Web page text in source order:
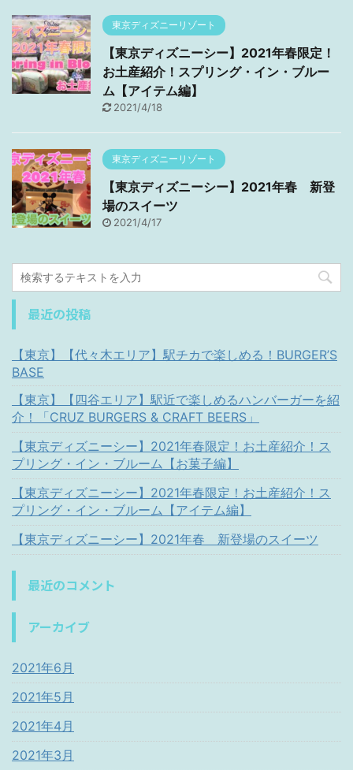
東京ディズニーリゾート
【東京ディズニーシー】2021年春限定！
お土産紹介！スプリング・イン・ブルー
ム【アイテム編】
2021/4/18
東京ディズニーリゾート
【東京ディズニーシー】2021年春 新登
場のスイーツ
2021/4/17
最近の投稿
【東京】【代々木エリア】駅チカで楽しめる！BURGER’S
BASE
【東京】【四谷エリア】駅近で楽しめるハンバーガーを紹
介！「CRUZ BURGERS & CRAFT BEERS」
【東京ディズニーシー】2021年春限定！お土産紹介！ス
プリング・イン・ブルーム【お菓子編】
【東京ディズニーシー】2021年春限定！お土産紹介！ス
プリング・イン・ブルーム【アイテム編】
【東京ディズニーシー】2021年春 新登場のスイーツ
最近のコメント
アーカイブ
2021年6月
2021年5月
2021年4月
2021年3月